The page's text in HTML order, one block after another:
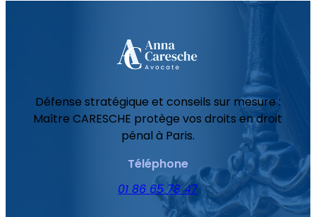
Défense stratégique et conseils sur mesure :
Maître CARESCHE protège vos droits en droit
pénal à Paris.
Téléphone
01 86 65 78 47